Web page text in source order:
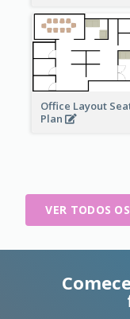
Office Layout
Plan
VER TODOS